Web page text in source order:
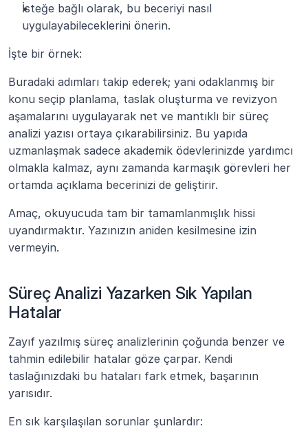
İsteğe bağlı olarak, bu beceriyi nasıl
uygulayabileceklerini önerin.
İşte bir örnek:
Buradaki adımları takip ederek; yani odaklanmış bir
konu seçip planlama, taslak oluşturma ve revizyon
aşamalarını uygulayarak net ve mantıklı bir süreç
analizi yazısı ortaya çıkarabilirsiniz. Bu yapıda
uzmanlaşmak sadece akademik ödevlerinizde yardımcı
olmakla kalmaz, aynı zamanda karmaşık görevleri her
ortamda açıklama becerinizi de geliştirir.
Amaç, okuyucuda tam bir tamamlanmışlık hissi
uyandırmaktır. Yazınızın aniden kesilmesine izin
vermeyin.
Süreç Analizi Yazarken Sık Yapılan
Hatalar
Zayıf yazılmış süreç analizlerinin çoğunda benzer ve
tahmin edilebilir hatalar göze çarpar. Kendi
taslağınızdaki bu hataları fark etmek, başarının
yarısıdır.
En sık karşılaşılan sorunlar şunlardır: